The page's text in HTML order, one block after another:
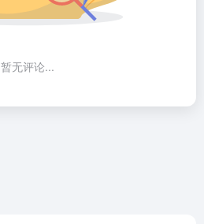
暂无评论...